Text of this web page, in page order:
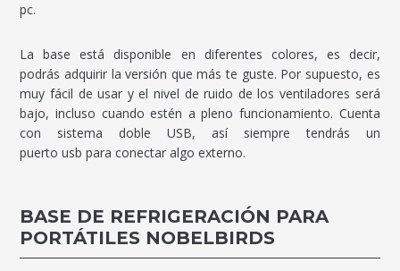
pc.
La base está disponible en diferentes colores, es decir,
podrás adquirir la versión que más te guste. Por supuesto, es
muy fácil de usar y el nivel de ruido de los ventiladores será
bajo, incluso cuando estén a pleno funcionamiento. Cuenta
con sistema doble USB, así siempre tendrás un
puerto usb para conectar algo externo.
BASE DE REFRIGERACIÓN PARA
PORTÁTILES NOBELBIRDS